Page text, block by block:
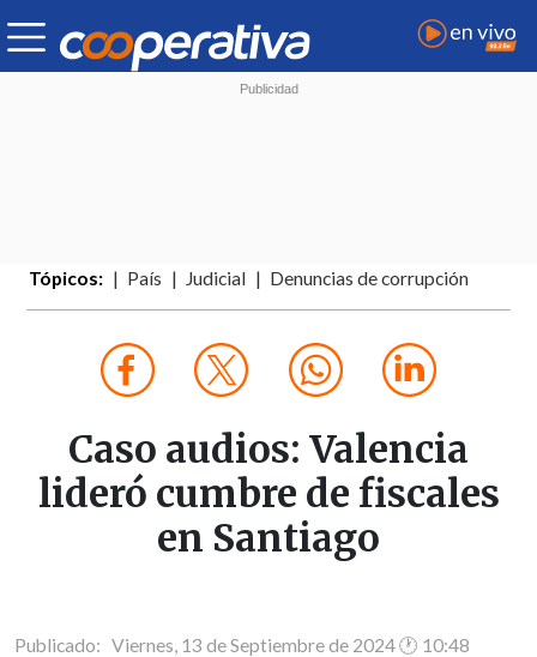
Tópicos: País Judicial Denuncias de corrupción
Caso audios: Valencia
lideró cumbre de fiscales
en Santiago
Publicado: Viernes, 13 de Septiembre de 2024 🕐 10:48